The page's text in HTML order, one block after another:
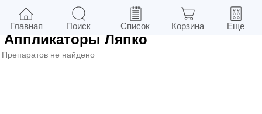
Фильтры в г.Киев
Аппликаторы Ляпко
Препаратов не найдено
Главная Поиск Список Корзина Еще